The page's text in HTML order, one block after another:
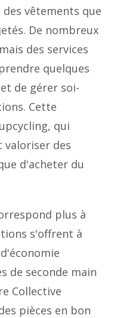
vêtements que
De nombreux
des services
quelques
de gérer soi-
Cette
qui
des
d'acheter du
plus à
s'offrent à
de seconde main
Collective
pièces en bon